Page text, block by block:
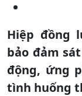
Hiệp đồng
bảo đảm
động, ứng
tình huống